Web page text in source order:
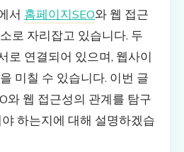
서 홈페이지SEO와 웹 접근
로 자리잡고 있습니다. 두
로 연결되어 있으며, 웹사이
미칠 수 있습니다. 이번 글
와 웹 접근성의 관계를 탐구
하는지에 대해 설명하겠습